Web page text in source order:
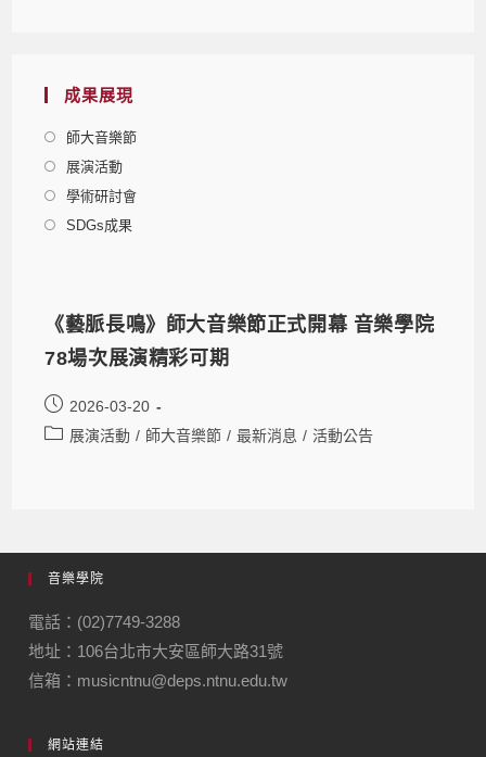
成果展現
師大音樂節
展演活動
學術研討會
SDGs成果
《藝脈長鳴》師大音樂節正式開幕 音樂學院
78場次展演精彩可期
2026-03-20
展演活動 / 師大音樂節 / 最新消息 / 活動公告
音樂學院
電話：(02)7749-3288
地址：106台北市大安區師大路31號
信箱：musicntnu@deps.ntnu.edu.tw
網站連結